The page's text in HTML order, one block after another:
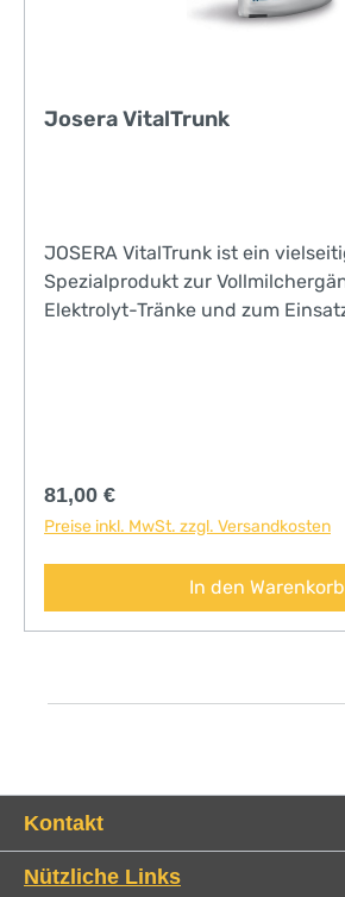
Josera VitalTrunk
JOSERA VitalTrunk ist ein
Spezialprodukt zur
Elektrolyt-Tränke und zum
Regulärer Preis:
81,00 €
Preise inkl. MwSt. zzgl. Versandkosten
In den Warenkorb
Kontakt
Nützliche Links